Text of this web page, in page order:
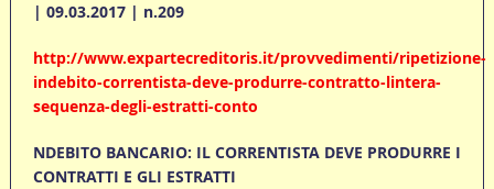
| 09.03.2017 | n.209
http://www.expartecreditoris.it/provvedimenti/ripetizione-
indebito-correntista-deve-produrre-contratto-lintera-
sequenza-degli-estratti-conto
NDEBITO BANCARIO: IL CORRENTISTA DEVE PRODURRE I
CONTRATTI E GLI ESTRATTI